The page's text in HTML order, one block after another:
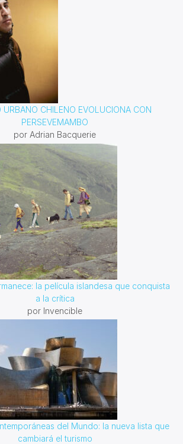
URBANO CHILENO EVOLUCIONA CON
PERSEVEMAMBO
por Adrian Bacquerie
la película islandesa que conquista
a la crítica
por Invencible
del Mundo: la nueva lista que
cambiará el turismo